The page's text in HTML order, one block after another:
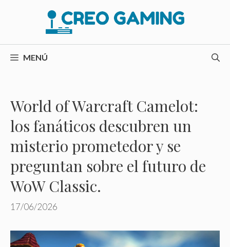
MENÚ
World of Warcraft Camelot:
los fanáticos descubren un
misterio prometedor y se
preguntan sobre el futuro de
WoW Classic.
17/06/2026